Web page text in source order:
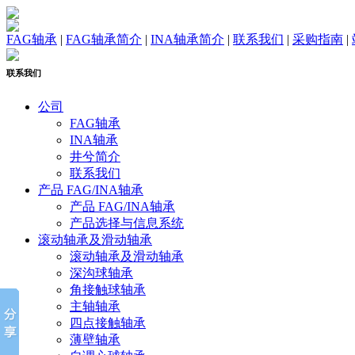
FAG轴承 | FAG轴承简介 | INA轴承简介 | 联系我们 | 采购指南 |
联系我们
公司
FAG轴承
INA轴承
井兮简介
联系我们
产品 FAG/INA轴承
产品 FAG/INA轴承
产品选择与信息系统
滚动轴承及滑动轴承
滚动轴承及滑动轴承
深沟球轴承
角接触球轴承
主轴轴承
四点接触轴承
薄壁轴承